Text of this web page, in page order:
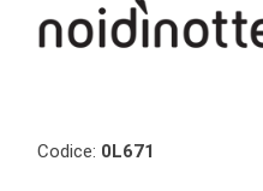
Codice: 0L671